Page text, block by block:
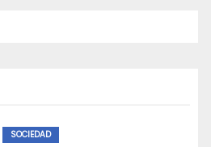
SOCIEDAD